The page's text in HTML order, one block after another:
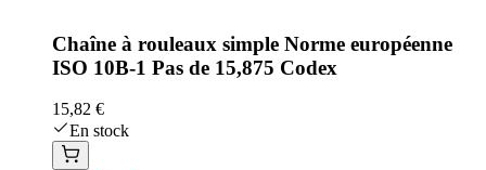
Chaîne à rouleaux simple Norme européenne
ISO 10B-1 Pas de 15,875 Codex
15,82 €
En stock